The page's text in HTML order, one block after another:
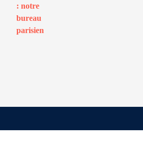
: notre
bureau
parisien